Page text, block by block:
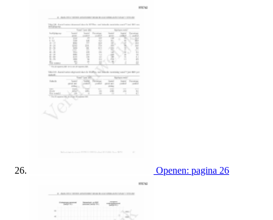
Openen: pagina 26